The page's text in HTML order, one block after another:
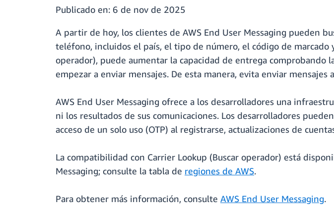
Publicado en: 6 de nov de 2025
A partir de hoy, los clientes de AWS End User Messaging pueden
teléfono, incluidos el país, el tipo de número, el código de marcado
operador), puede aumentar la capacidad de entrega
empezar a enviar mensajes. De esta manera, evita enviar
AWS End User Messaging ofrece a los desarrolladores una
ni los resultados de sus comunicaciones. Los desarrolladores
acceso de un solo uso (OTP) al registrarse, actualizaciones de
La compatibilidad con Carrier Lookup (Buscar operador) está
Messaging; consulte la tabla de regiones de AWS.
Para obtener más información, consulte AWS End User Messaging.